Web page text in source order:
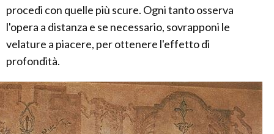
procedi con quelle più scure. Ogni tanto osserva
l'opera a distanza e se necessario, sovrapponi le
velature a piacere, per ottenere l'effetto di
profondità.